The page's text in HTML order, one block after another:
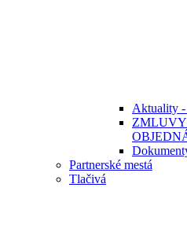
Aktuality -
ZMLUVY
Partnerské mestá
Tlačivá